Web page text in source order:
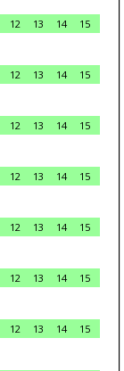
12 13 14
15
12 13 14
15
12 13 14
15
12 13 14
15
12 13 14
15
12 13 14
15
12 13 14
15